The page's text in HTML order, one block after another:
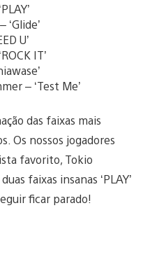
U’
IT’
– ‘Test Me’
das faixas mais
Os nossos jogadores
favorito, Tokio
faixas insanas ‘PLAY’
ficar parado!